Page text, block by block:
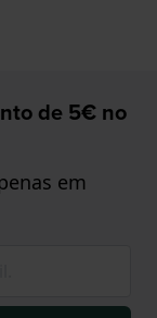
de 5€ no
em